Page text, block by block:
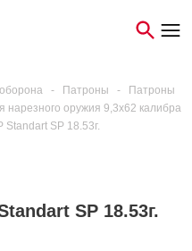
- Патроны -
Патроны
нарезного оружия 9,3х62 калибра
Standart SP 18.53г.
SP 18.53г.